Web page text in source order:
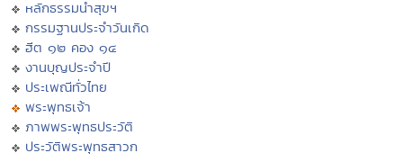
หลักธรรมนำสุขฯ
กรรมฐานประจำวันเกิด
ฮีต ๑๒ คอง ๑๔
งานบุญประจำปี
ประเพณีทั่วไทย
พระพุทธเจ้า
ภาพพระพุทธประวัติ
ประวัติพระพุทธสาวก